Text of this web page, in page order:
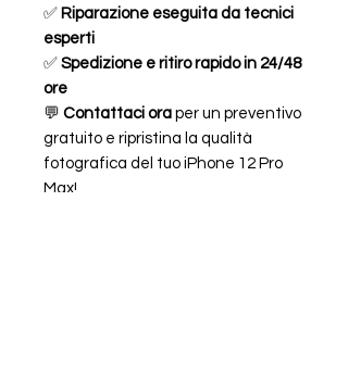
✅ Riparazione eseguita da tecnici
esperti
✅ Spedizione e ritiro rapido in 24/48
ore
💬 Contattaci ora per un preventivo
gratuito e ripristina la qualità
fotografica del tuo iPhone 12 Pro
Max!